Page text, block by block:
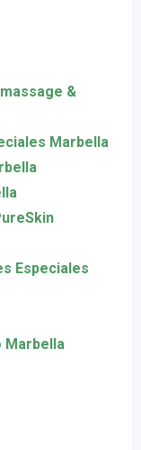
&
Marbella
Especiales
Marbella